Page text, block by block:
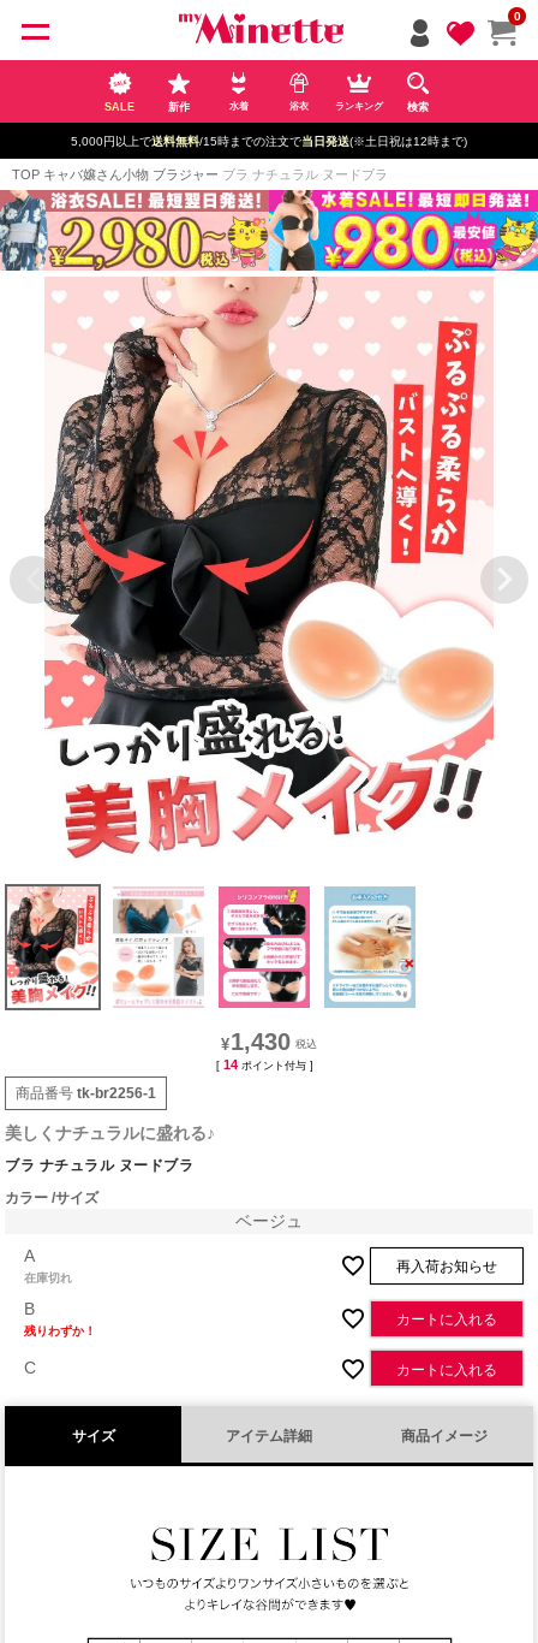
0
SALE 新作 水着 浴衣 ランキング 検索
5,000円以上で送料無料/15時までの注文で当日発送(※土日祝は12時まで)
TOP キャバ嬢さん小物 ブラジャー ブラ ナチュラル ヌードブラ
¥1,430
[ 14 ポイント付与 ]
商品番号 tk-br2256-1
美しくナチュラルに盛れる♪
ブラ ナチュラル ヌードブラ
カラー サイズ
ベージュ
A
在庫切れ
再入荷お知らせ
B
残りわずか！
カートに入れる
C カートに入れる
サイズ アイテム詳細 商品イメージ
ペー
ジト
ップ